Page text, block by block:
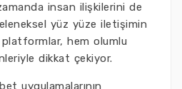
insan ilişkilerini de
yüz yüze iletişimin
hem olumlu
dikkat çekiyor.
uygulamalarının